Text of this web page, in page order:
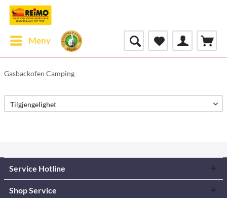
Meny
Gasbackofen Camping
Service Hotline
Shop Service